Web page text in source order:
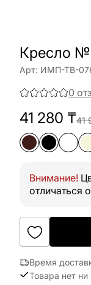
Кресло
Арт: ИМП-ТВ-
0
41 280 ₸41
Внимание!
отличаться
Время
Товара нет